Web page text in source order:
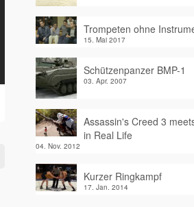
Trompeten ohne
15. Mai 2017
Schützenpanzer BMP-1
03. Apr. 2007
Assassin's Creed 3
in Real Life
04. Nov. 2012
Kurzer Ringkampf
17. Jan. 2014